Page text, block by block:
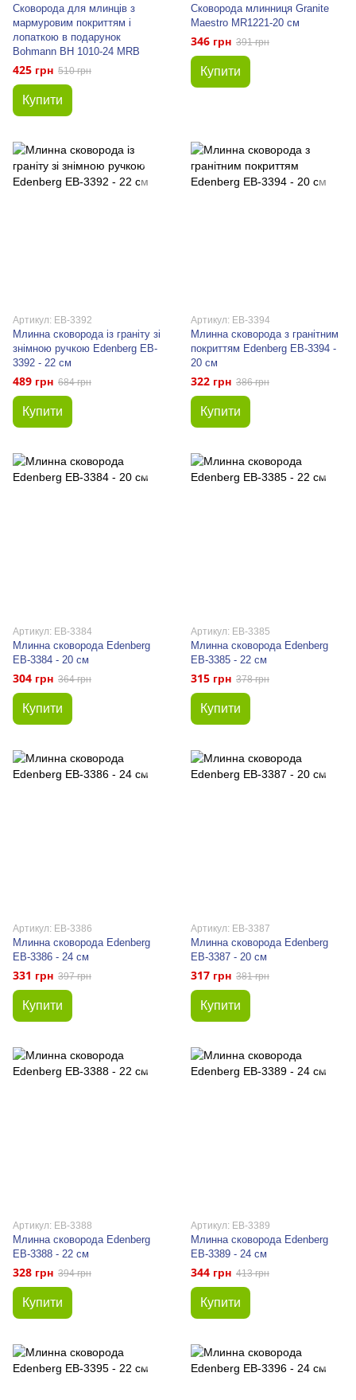
Сковорода для млинців з
мармуровим покриттям і
лопаткою в подарунок
Bohmann BH 1010-24 MRB
425 грн 510 грн
Купити
Сковорода млинниця Granite
Maestro MR1221-20 см
346 грн 391 грн
Купити
Артикул: EB-3392
Млинна сковорода із граніту зі
знімною ручкою Edenberg EB-
3392 - 22 см
489 грн 684 грн
Купити
Артикул: EB-3394
Млинна сковорода з гранітним
покриттям Edenberg EB-3394 -
20 см
322 грн 386 грн
Купити
Артикул: EB-3384
Млинна сковорода Edenberg
EB-3384 - 20 см
304 грн 364 грн
Купити
Артикул: EB-3385
Млинна сковорода Edenberg
EB-3385 - 22 см
315 грн 378 грн
Купити
Артикул: EB-3386
Млинна сковорода Edenberg
EB-3386 - 24 см
331 грн 397 грн
Купити
Артикул: EB-3387
Млинна сковорода Edenberg
EB-3387 - 20 см
317 грн 381 грн
Купити
Артикул: EB-3388
Млинна сковорода Edenberg
EB-3388 - 22 см
328 грн 394 грн
Купити
Артикул: EB-3389
Млинна сковорода Edenberg
EB-3389 - 24 см
344 грн 413 грн
Купити